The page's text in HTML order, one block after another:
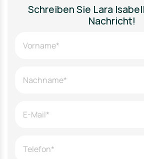
Schreiben Sie Lara
Nachricht!